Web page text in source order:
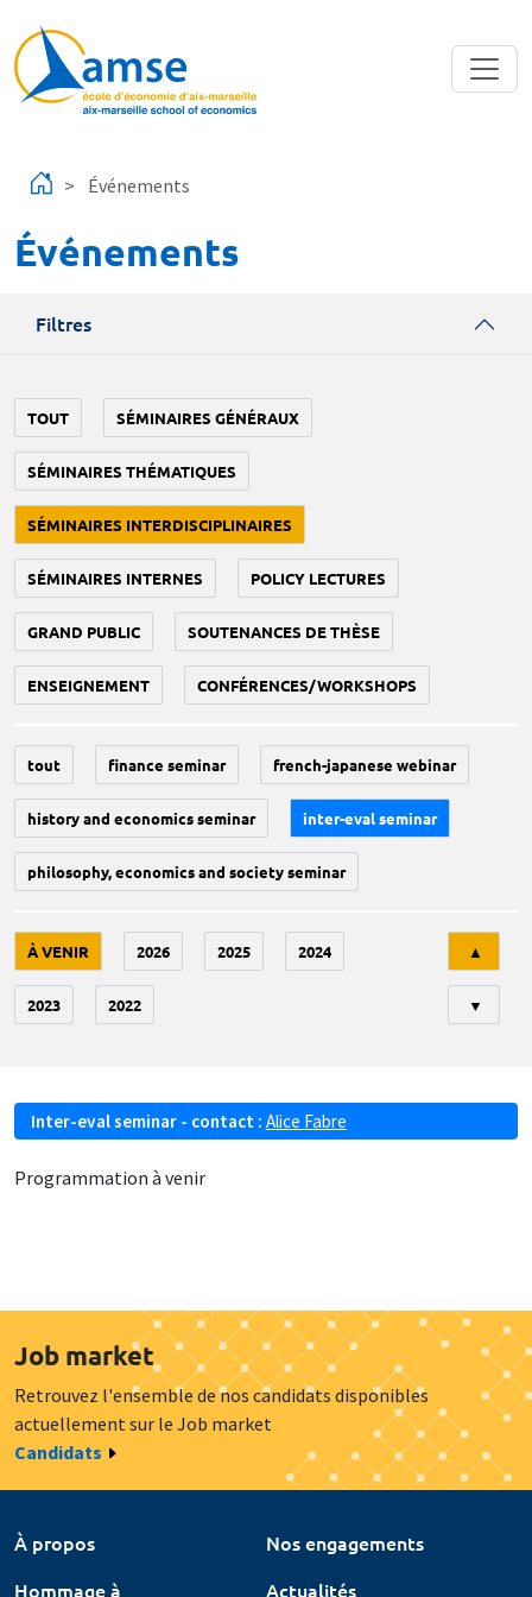
Événements
Événements
Filtres
TOUT SÉMINAIRES GÉNÉRAUX
SÉMINAIRES THÉMATIQUES
SÉMINAIRES INTERDISCIPLINAIRES
SÉMINAIRES INTERNES POLICY LECTURES
GRAND PUBLIC SOUTENANCES DE THÈSE
ENSEIGNEMENT CONFÉRENCES/WORKSHOPS
tout finance seminar french-japanese webinar
history and economics seminar inter-eval seminar
philosophy, economics and society seminar
À VENIR 2026 2025 2024
2023 2022
▲
▼
Inter-eval seminar - contact : Alice Fabre
Programmation à venir
Job market
Retrouvez l'ensemble de nos candidats disponibles
actuellement sur le Job market
Candidats
À propos
Nos engagements
Hommage à
Actualités